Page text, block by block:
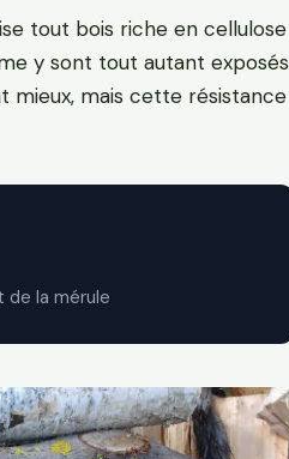
tout bois riche en cellulose
y sont tout autant exposés
mieux, mais cette résistance
de la mérule